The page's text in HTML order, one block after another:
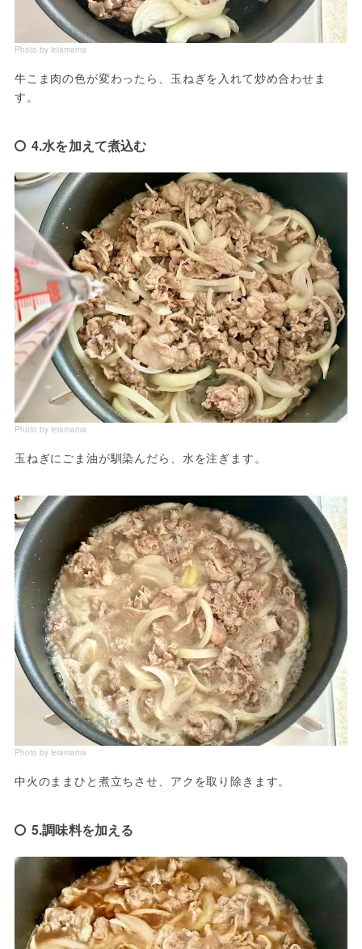
Photo by leiamama
牛こま肉の色が変わったら、玉ねぎを入れて炒め合わせま
す。
4.水を加えて煮込む
Photo by leiamama
玉ねぎにごま油が馴染んだら、水を注ぎます。
Photo by leiamama
中火のままひと煮立ちさせ、アクを取り除きます。
5.調味料を加える